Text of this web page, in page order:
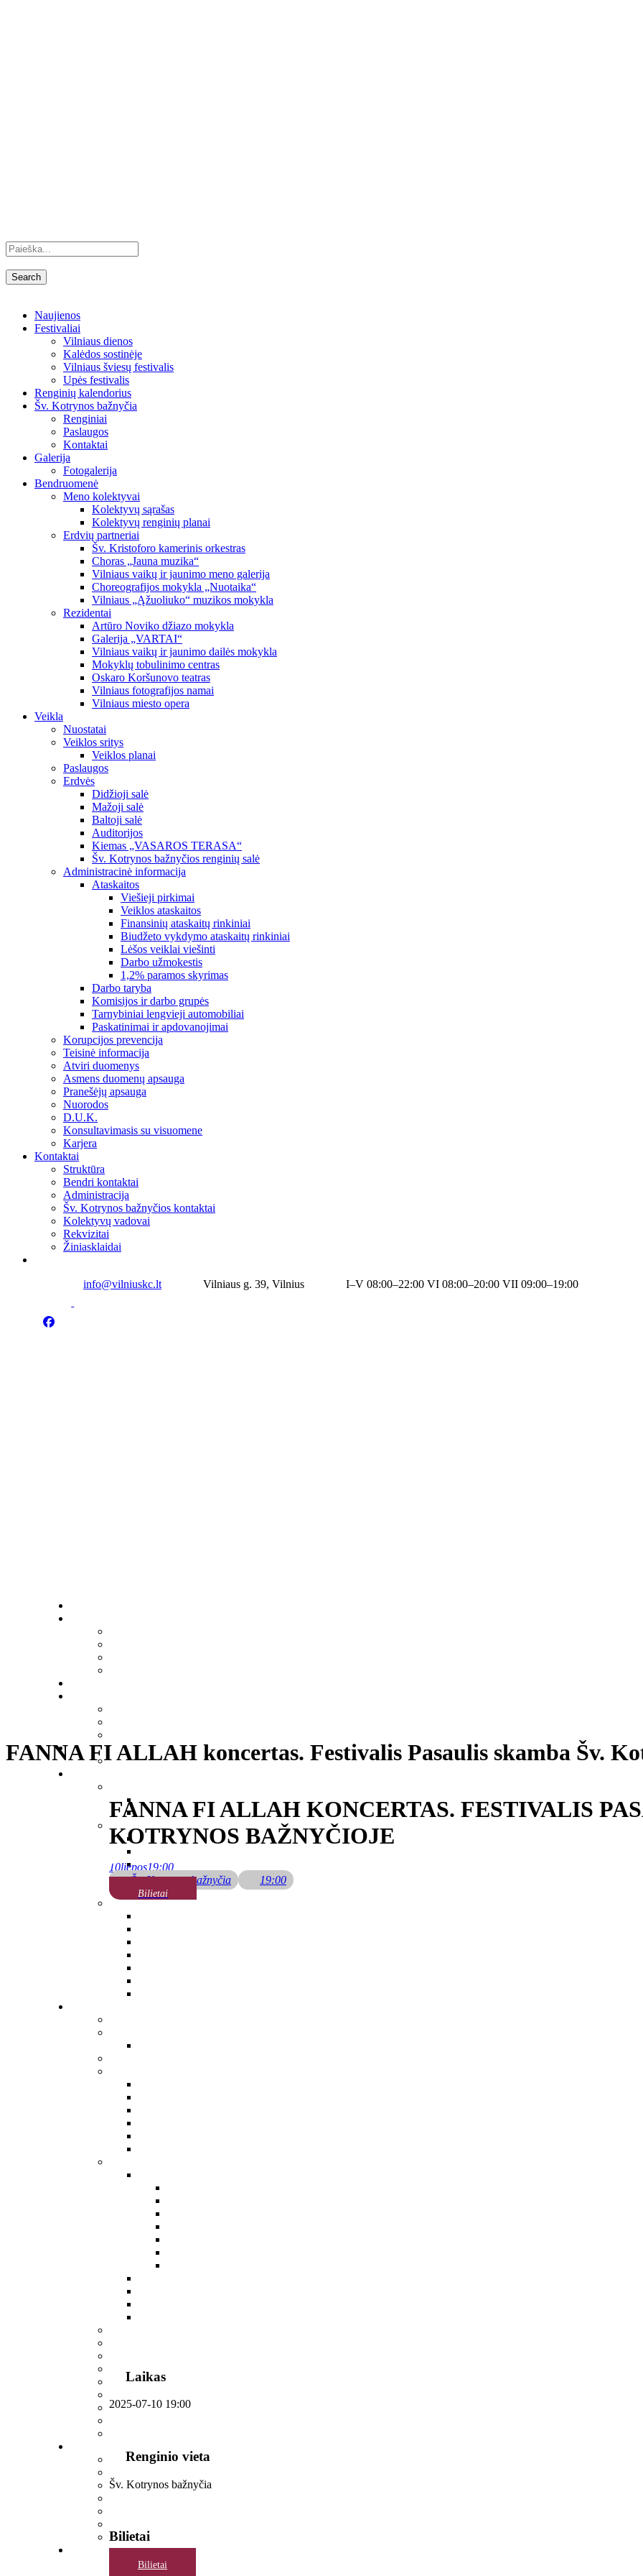
Naujienos
Festivaliai
Vilniaus dienos
Kalėdos sostinėje
Vilniaus šviesų festivalis
Upės festivalis
Renginių kalendorius
Šv. Kotrynos bažnyčia
Renginiai
Paslaugos
Kontaktai
Galerija
Fotogalerija
Bendruomenė
Meno kolektyvai
Kolektyvų sąrašas
Kolektyvų renginių planai
Erdvių partneriai
Šv. Kristoforo kamerinis orkestras
Choras „Jauna muzika“
Vilniaus vaikų ir jaunimo meno galerija
Choreografijos mokykla „Nuotaika“
Vilniaus „Ąžuoliuko“ muzikos mokykla
Rezidentai
Artūro Noviko džiazo mokykla
Galerija „VARTAI“
Vilniaus vaikų ir jaunimo dailės mokykla
Mokyklų tobulinimo centras
Oskaro Koršunovo teatras
Vilniaus fotografijos namai
Vilniaus miesto opera
Veikla
Nuostatai
Veiklos sritys
Veiklos planai
Paslaugos
Erdvės
Didžioji salė
Mažoji salė
Baltoji salė
Auditorijos
Kiemas „VASAROS TERASA“
Šv. Kotrynos bažnyčios renginių salė
Administracinė informacija
Ataskaitos
Viešieji pirkimai
Veiklos ataskaitos
Finansinių ataskaitų rinkiniai
Biudžeto vykdymo ataskaitų rinkiniai
Lėšos veiklai viešinti
Darbo užmokestis
1,2% paramos skyrimas
Darbo taryba
Komisijos ir darbo grupės
Tarnybiniai lengvieji automobiliai
Paskatinimai ir apdovanojimai
Korupcijos prevencija
Teisinė informacija
Atviri duomenys
Asmens duomenų apsauga
Pranešėjų apsauga
Nuorodos
D.U.K.
Konsultavimasis su visuomene
Karjera
Kontaktai
Struktūra
Bendri kontaktai
Administracija
Šv. Kotrynos bažnyčios kontaktai
Kolektyvų vadovai
Rekvizitai
Žiniasklaidai
info@vilniuskc.lt Vilniaus g. 39, Vilnius I–V 08:00–22:00 VI 08:00–20:00 VII 09:00–19:00
FANNA FI ALLAH koncertas. Festivalis Pasaulis skamba Šv.
FANNA FI ALLAH KONCERTAS. FESTIVALIS
KOTRYNOS BAŽNYČIOJE
10liepos19:00
Šv. Kotrynos bažnyčia
19:00
Bilietai
Laikas
2025-07-10 19:00
Renginio vieta
Šv. Kotrynos bažnyčia
Bilietai
Bilietai